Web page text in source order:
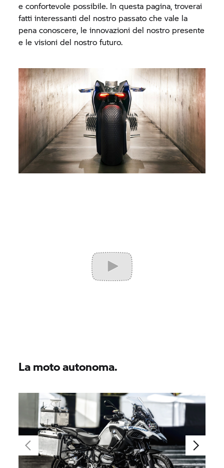
e confortevole possibile. In questa pagina, troverai
fatti interessanti del nostro passato che vale la
pena conoscere, le innovazioni del nostro presente
e le visioni del nostro futuro.
La moto autonoma.